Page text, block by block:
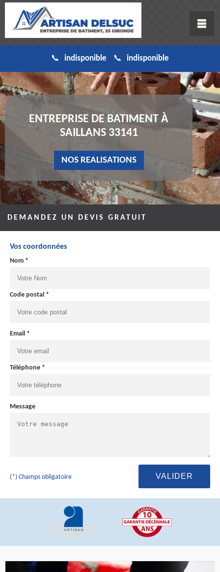
indisponible indisponible
ENTREPRISE DE BATIMENT À
SAILLANS 33141
NOS REALISATIONS
DEMANDEZ UN DEVIS GRATUIT
Vos coordonnées
Nom *
Code postal *
Email *
Téléphone *
Message
(*) Champs obligatoire